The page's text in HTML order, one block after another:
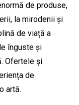
de produse,
la mirodenii și
de viață a
înguste și
Ofertele și
de
artă.